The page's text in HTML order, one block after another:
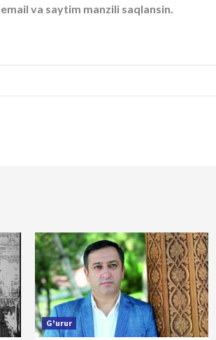
va saytim manzili saqlansin.
G'urur